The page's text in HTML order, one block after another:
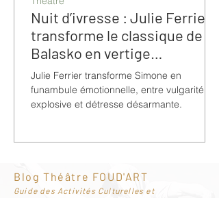
Nuit d’ivresse : Julie Ferrier
transforme le classique de
Balasko en vertige
bouleversant
Julie Ferrier transforme Simone en
funambule émotionnelle, entre vulgarité
explosive et détresse désarmante.
Blog Théâtre FOUD'ART
Guide des Activités Culturelles et